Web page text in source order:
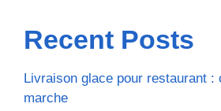
Recent Posts
Livraison glace pour restaurant :
marche